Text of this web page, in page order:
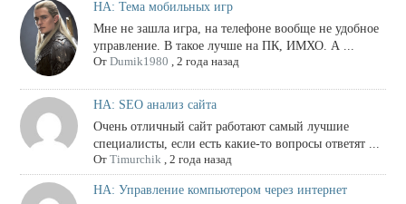
НА: Тема мобильных игр
Мне не зашла игра, на телефоне вообще не удобное
управление. В такое лучше на ПК, ИМХО. А ...
От Dumik1980 2 года назад
НА: SEO анализ сайта
Очень отличный сайт работают самый лучшие
специалисты, если есть какие-то вопросы ответят ...
От Timurchik, 2 года назад
НА: Управление компьютером через интернет